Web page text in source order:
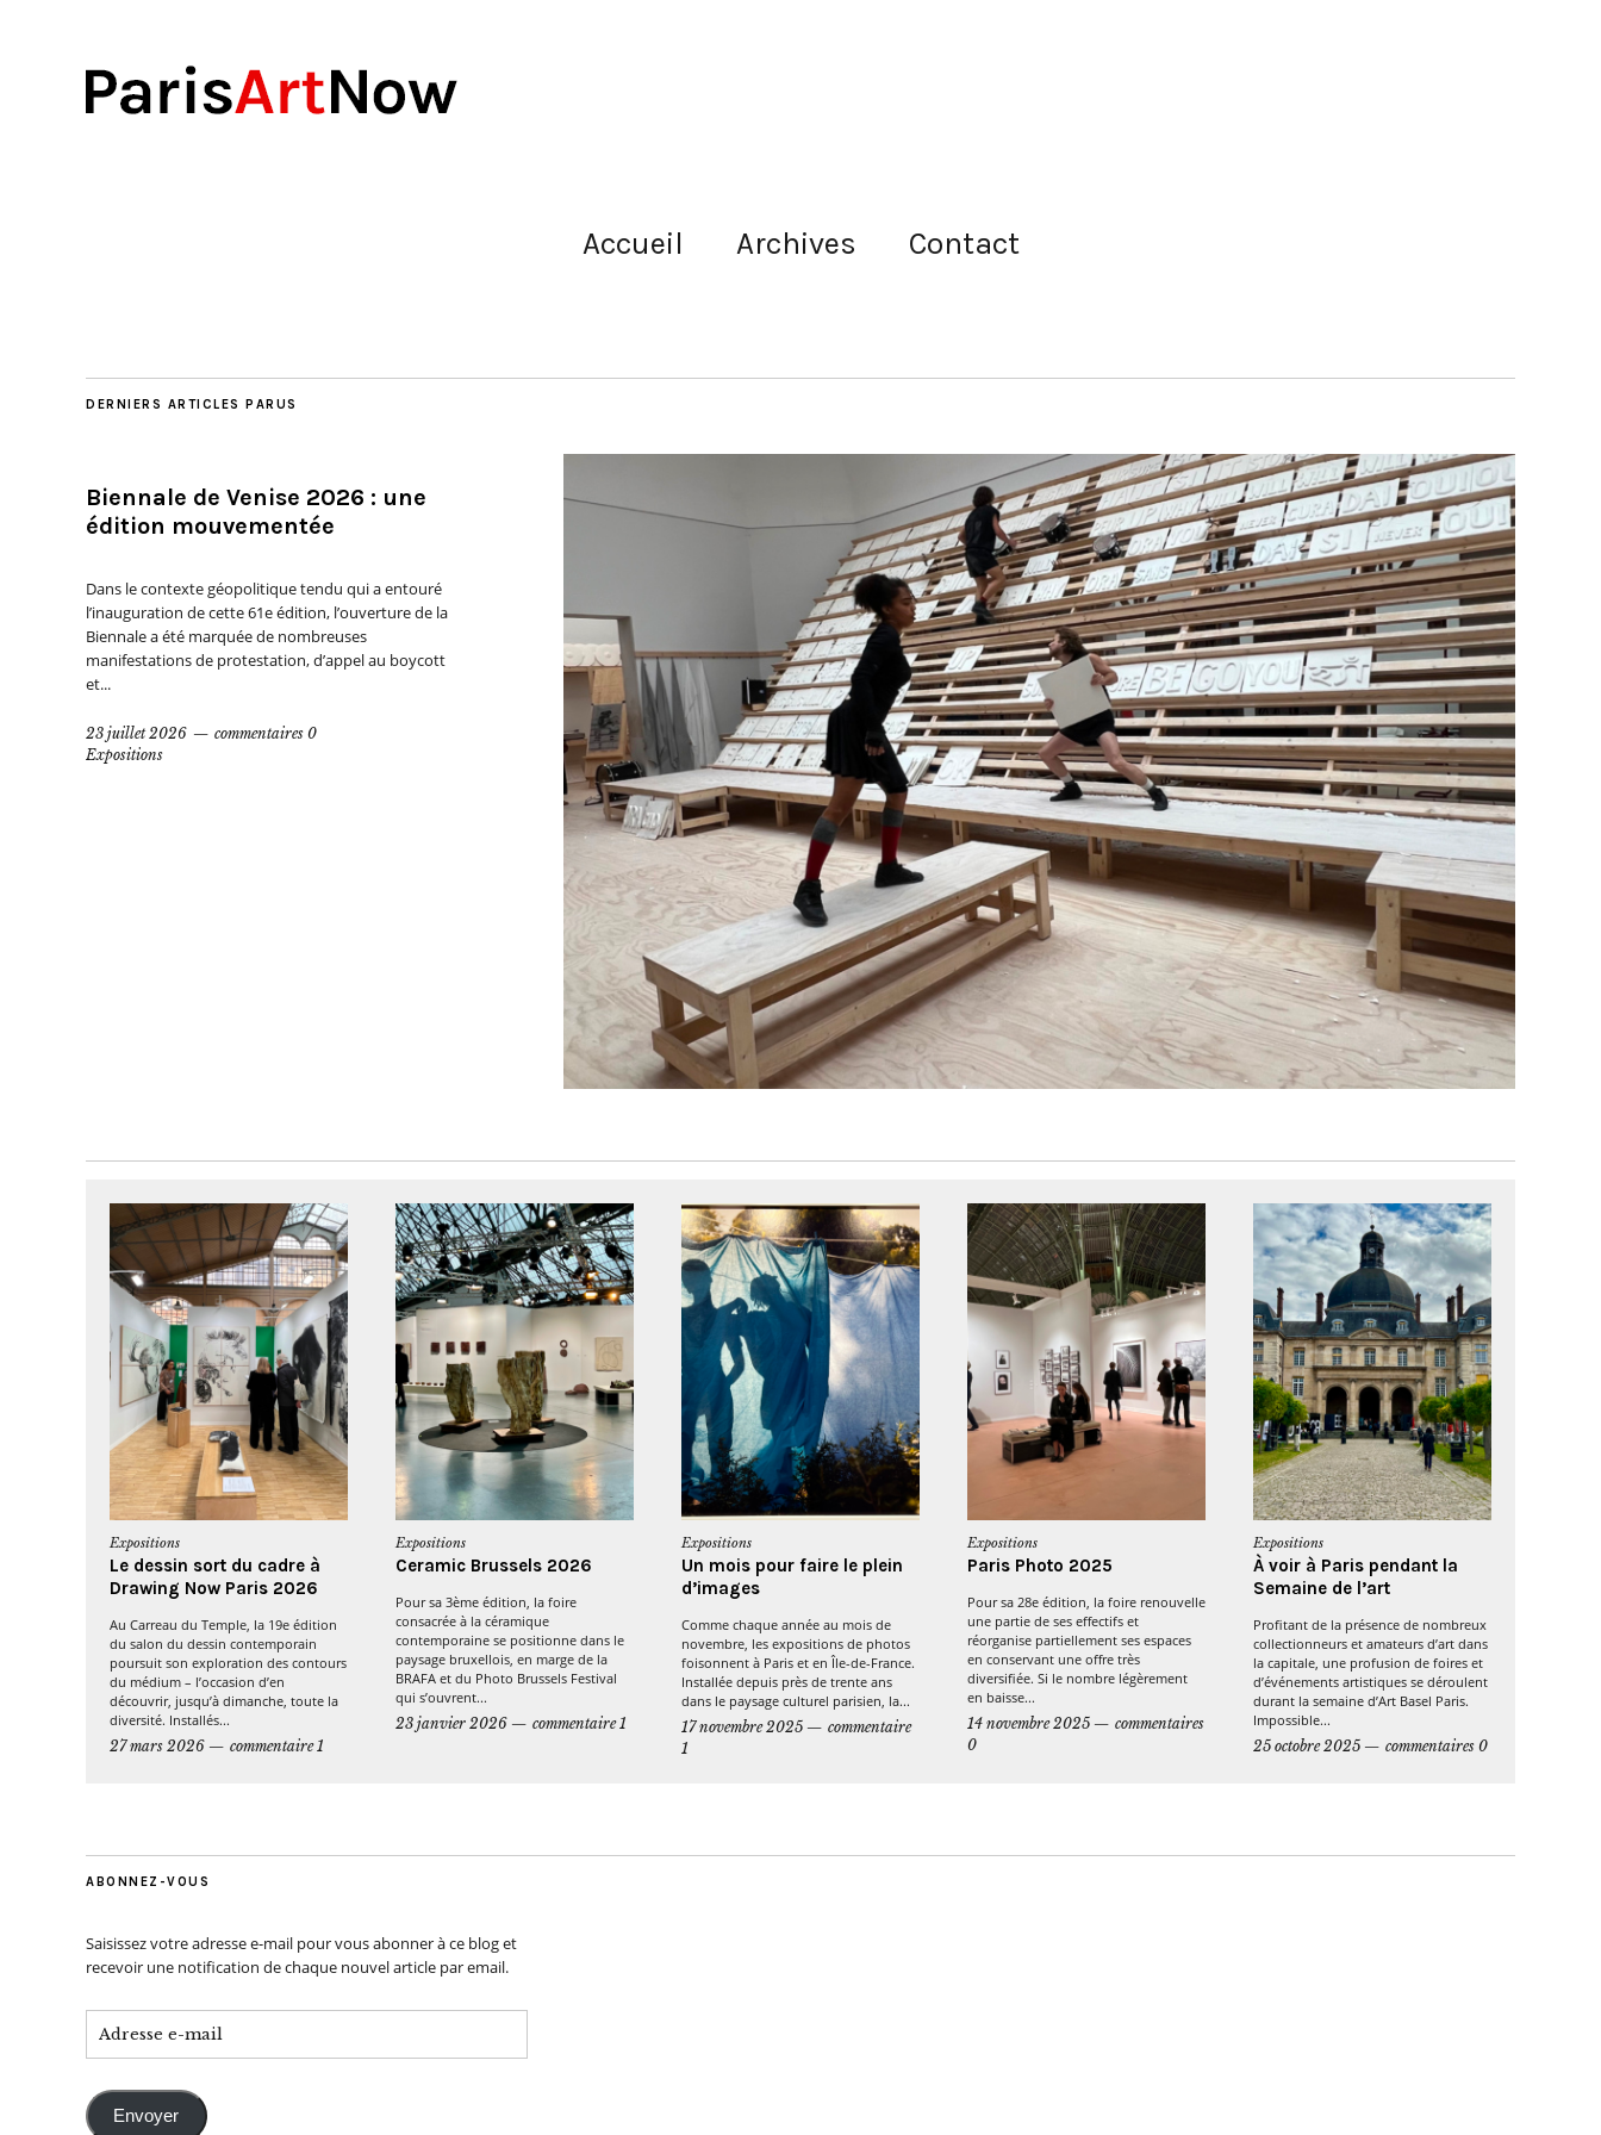
Accueil Archives Contact
DERNIERS ARTICLES PARUS
Biennale de Venise 2026 : une
édition mouvementée
Dans le contexte géopolitique tendu qui a entouré
l’inauguration de cette 61e édition, l’ouverture de la
Biennale a été marquée de nombreuses
manifestations de protestation, d’appel au boycott
et...
23 juillet 2026
commentaires 0
Expositions
Expositions
Le dessin sort du cadre à
Drawing Now Paris 2026
Au Carreau du Temple, la 19e édition
du salon du dessin contemporain
poursuit son exploration des contours
du médium – l’occasion d’en
découvrir, jusqu’à dimanche, toute la
diversité. Installés...
27 mars 2026
commentaire 1
Expositions
Ceramic Brussels 2026
Pour sa 3ème édition, la foire
consacrée à la céramique
contemporaine se positionne dans le
paysage bruxellois, en marge de la
BRAFA et du Photo Brussels Festival
qui s’ouvrent...
23 janvier 2026
commentaire 1
Expositions
Un mois pour faire le plein
d’images
Comme chaque année au mois de
novembre, les expositions de photos
foisonnent à Paris et en Île-de-France.
Installée depuis près de trente ans
dans le paysage culturel parisien, la...
17 novembre 2025
commentaire
1
Expositions
Paris Photo 2025
Pour sa 28e édition, la foire renouvelle
une partie de ses effectifs et
réorganise partiellement ses espaces
en conservant une offre très
diversifiée. Si le nombre légèrement
en baisse...
14 novembre 2025
commentaires
0
Expositions
À voir à Paris pendant la
Semaine de l’art
Profitant de la présence de nombreux
collectionneurs et amateurs d’art dans
la capitale, une profusion de foires et
d’événements artistiques se déroulent
durant la semaine d’Art Basel Paris.
Impossible...
25 octobre 2025
commentaires 0
ABONNEZ-VOUS
Saisissez votre adresse e-mail pour vous abonner à ce blog et
recevoir une notification de chaque nouvel article par email.
Envoyer